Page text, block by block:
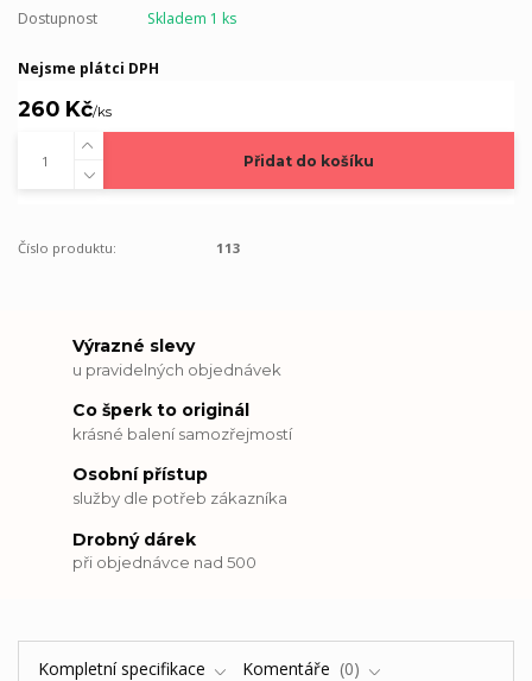
Dostupnost Skladem 1 ks
Nejsme plátci DPH
260 Kč/ks
Přidat do košíku
Číslo produktu: 113
Výrazné slevy
u pravidelných objednávek
Co šperk to originál
krásné balení samozřejmostí
Osobní přístup
služby dle potřeb zákazníka
Drobný dárek
při objednávce nad 500
Kompletní specifikace Komentáře 0